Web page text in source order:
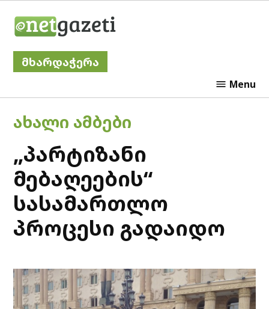
მხარდაჭერა
Menu
POSTED
IN
ᲐᲮᲐᲚᲘ ᲐᲛᲑᲔᲑᲘ
„პარტიზანი
მებაღეების“
სასამართლო
პროცესი გადაიდო